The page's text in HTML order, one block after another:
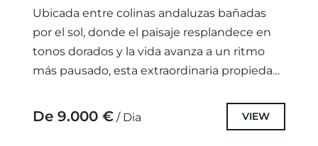
Ubicada entre colinas andaluzas bañadas
por el sol, donde el paisaje resplandece en
tonos dorados y la vida avanza a un ritmo
más pausado, esta extraordinaria propiedad
De 9.000 € / Dia VIEW